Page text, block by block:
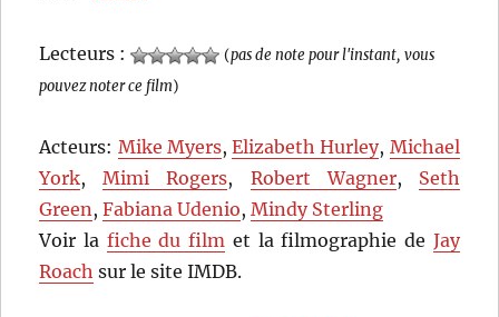
Lecteurs : (pas de note pour l'instant, vous
pouvez noter ce film)
Acteurs: Mike Myers,Elizabeth Hurley, Michael
York,Mimi Rogers, Robert Wagner, Seth
Green,Fabiana Udenio,Mindy Sterling
Voir la fiche du film et la filmographie de Jay
Roach sur le site IMDB.